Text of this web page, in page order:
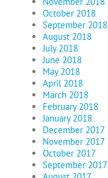
October 2018
September 2018
August 2018
July 2018
June 2018
May 2018
April 2018
March 2018
February 2018
January 2018
December 2017
November 2017
October 2017
September 2017